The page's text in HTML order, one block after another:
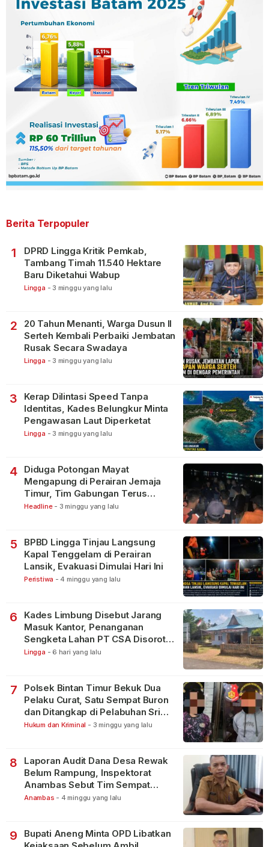
Berita Terpopuler
1
DPRD Lingga Kritik Pemkab,
Tambang Timah 11.540 Hektare
Baru Diketahui Wabup
Lingga - 3 minggu yang lalu
2
20 Tahun Menanti, Warga Dusun II
Serteh Kembali Perbaiki Jembatan
Rusak Secara Swadaya
Lingga - 3 minggu yang lalu
3
Kerap Dilintasi Speed Tanpa
Identitas, Kades Belungkur Minta
Pengawasan Laut Diperketat
Lingga - 3 minggu yang lalu
4
Diduga Potongan Mayat
Mengapung di Perairan Jemaja
Timur, Tim Gabungan Terus
Lakukan Pencarian
Headline - 3 minggu yang lalu
5
BPBD Lingga Tinjau Langsung
Kapal Tenggelam di Perairan
Lansik, Evakuasi Dimulai Hari Ini
Peristiwa - 4 minggu yang lalu
6
Kades Limbung Disebut Jarang
Masuk Kantor, Penanganan
Sengketa Lahan PT CSA Disorot
Warga
Lingga - 6 hari yang lalu
7
Polsek Bintan Timur Bekuk Dua
Pelaku Curat, Satu Sempat Buron
dan Ditangkap di Pelabuhan Sri
Bintan Pura
Hukum dan Kriminal - 3 minggu yang lalu
8
Laporan Audit Dana Desa Rewak
Belum Rampung, Inspektorat
Anambas Sebut Tim Sempat
Terbagi Tangani Kasus Lain
Anambas - 4 minggu yang lalu
9
Bupati Aneng Minta OPD Libatkan